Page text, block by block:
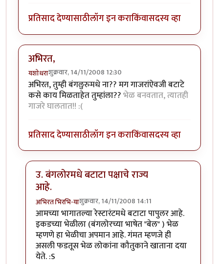
प्रतिसाद देण्यासाठीलॉग इन कराकिंवासदस्य व्हा
अभिरत,
यशोधराशुक्रवार, 14/11/2008 12:30
अभिरत, तुम्ही बंगलुरुमधे ना?? मग गाजरांऐवजी बटाटे
कसे काय मिळताहेत तुम्हांला??भेळ बनवतात, त्यातही
गाजरे घालतात!! :(
प्रतिसाद देण्यासाठीलॉग इन कराकिंवासदस्य व्हा
उ. बंगलोरमधे बटाटा पक्षाचे राज्य
आहे.
अभिरत भिरभि-याशुक्रवार, 14/11/2008 14:11
In reply toअभिरत,byयशोधरा
आमच्या भागातल्या रेस्टारंटमधे बटाटा पापुलर आहे.
इकडच्या भेळीला (बंगलोरच्या भाषेत "बेल" ) भेळ
म्हणणे हा भेळीचा अपमान आहे. गंमत म्हणजे ही
असली फडतूस भेळ लोकांना कौतुकाने खाताना दया
येते. :S